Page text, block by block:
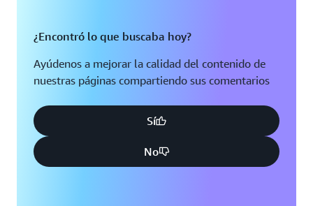
¿Encontró lo que buscaba hoy?
Ayúdenos a mejorar la calidad del contenido de
nuestras páginas compartiendo sus comentarios
Sí
No